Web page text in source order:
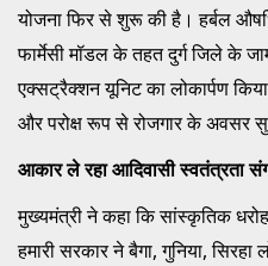
योजना फिर से शुरू की है। हर्बल
फार्मेसी मॉडल के तहत दुर्ग जिले के
एक्सट्रैक्शन यूनिट का लोकार्पण
और परोक्ष रूप से रोजगार के अवसर
आकार ले रहा आदिवासी स्वतंत्रता
मुख्यमंत्री ने कहा कि सांस्कृतिक
हमारी सरकार ने बैगा, गुनिया,